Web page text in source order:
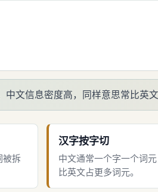
文信息密度高，同样意思常比英文
被拆
汉字按字切
中文通常一个字一个词
比英文占更多词元。